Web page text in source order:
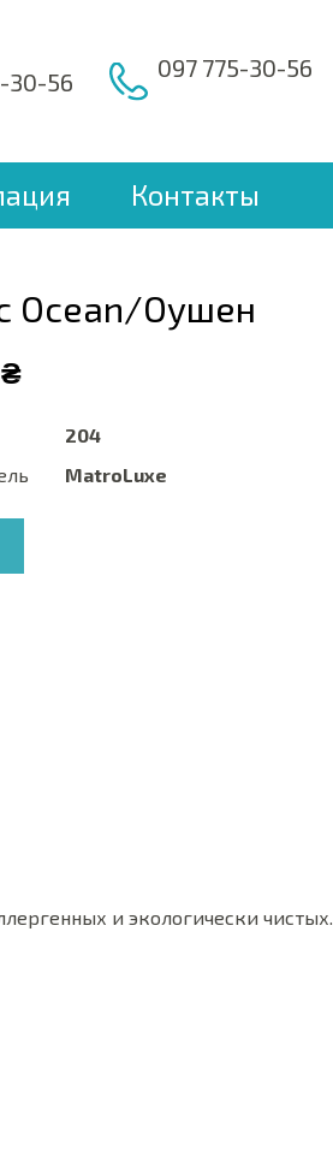
30-56 097 775-30-56
Контакты
Ocean/Оушен
204
MatroLuxe
и экологически чистых.